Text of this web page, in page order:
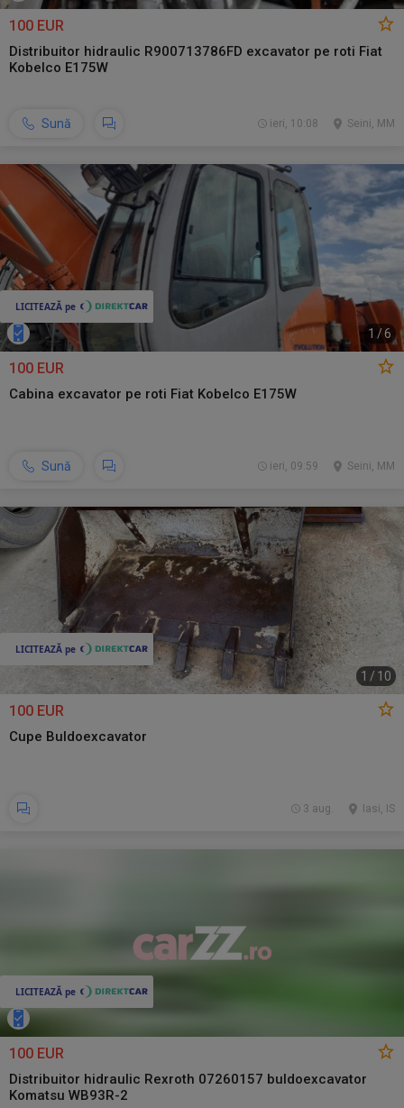
100 EUR
Distribuitor hidraulic R900713786FD excavator pe roti Fiat
Kobelco E175W
Sună Seini, MM
ieri, 10:08
1 /6
100 EUR
Cabina excavator pe roti Fiat Kobelco E175W
Sună Seini, MM
ieri, 09:59
1 / 10
100 EUR
Cupe Buldoexcavator
Iasi, IS
3 aug.
100 EUR
Distribuitor hidraulic Rexroth 07260157 buldoexcavator
Komatsu WB93R-2